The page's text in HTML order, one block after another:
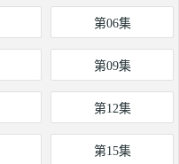
第06集
第09集
第12集
第15集